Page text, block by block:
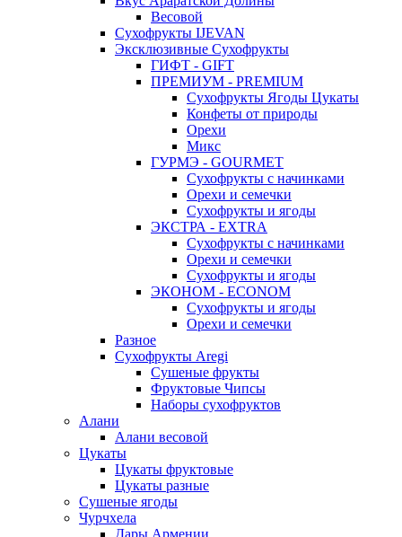
Весовой
Сухофрукты IJEVAN
Эксклюзивные Сухофрукты
ГИФТ - GIFT
ПРЕМИУМ - PREMIUM
Сухофрукты Ягоды Цукаты
Конфеты от природы
Орехи
Микс
ГУРМЭ - GOURMET
Сухофрукты с начинками
Орехи и семечки
Сухофрукты и ягоды
ЭКСТРА - EXTRA
Сухофрукты с начинками
Орехи и семечки
Сухофрукты и ягоды
ЭКОНОМ - ECONOM
Сухофрукты и ягоды
Орехи и семечки
Разное
Сухофрукты Aregi
Сушеные фрукты
Фруктовые Чипсы
Наборы сухофруктов
Алани
Алани весовой
Цукаты
Цукаты фруктовые
Цукаты разные
Сушеные ягоды
Чурчхела
Дары Армении